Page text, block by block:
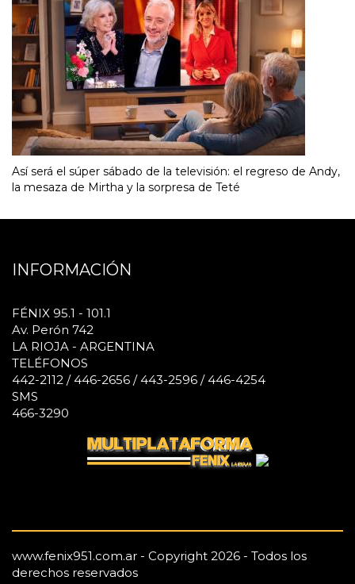
Así será el súper sábado de la televisión: el regreso de Andy,
la mesaza de Mirtha y la sorpresa de Teté
INFORMACIÓN
FÉNIX 95.1 - 101.1
Av. Perón 742
LA RIOJA - ARGENTINA
TELÉFONOS
442-2112 / 446-2656 / 443-2596 / 446-4254
SMS
466-3290
www.fenix951.com.ar - Copyright 2026 - Todos los
derechos reservados